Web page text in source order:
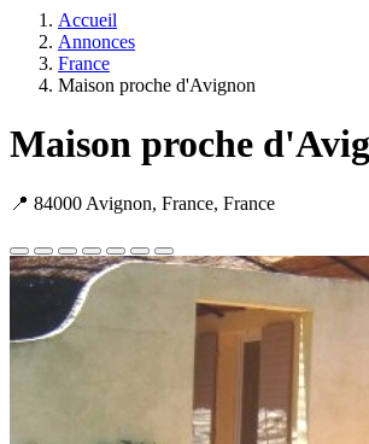
Accueil
Annonces
France
Maison proche d'Avignon
Maison proche
📍 84000 Avignon, France, France